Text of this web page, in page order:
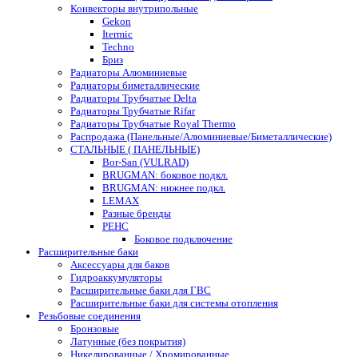
Конвекторы внутрипольные
Gekon
Itermic
Techno
Бриз
Радиаторы Алюминиевые
Радиаторы биметаллические
Радиаторы Трубчатые Delta
Радиаторы Трубчатые Rifar
Радиаторы Трубчатые Royal Thermo
Распродажа (Панельные/Алюминиевые/Биметаллические)
СТАЛЬНЫЕ ( ПАНЕЛЬНЫЕ)
Bor-San (VULRAD)
BRUGMAN: боковое подкл.
BRUGMAN: нижнее подкл.
LEMAX
Разные бренды
РЕНС
Боковое подключение
Расширительные баки
Аксессуары для баков
Гидроаккумуляторы
Расширительные баки для ГВС
Расширительные баки для системы отопления
Резьбовые соединения
Бронзовые
Латунные (без покрытия)
Никелированные / Хромированные